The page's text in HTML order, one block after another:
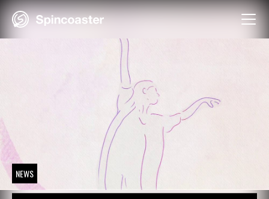
Skip
NEWS